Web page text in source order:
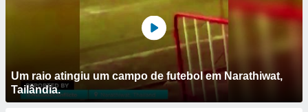
Um raio atingiu um campo de futebol em Narathiwat,
Tailândia.